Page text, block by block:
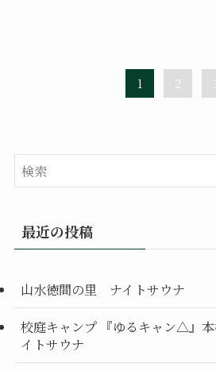
1 2
最近の投稿
山水徳間の里 ナイトサウナ
校庭キャンプ 『ゆるキャン△』
イトサウナ